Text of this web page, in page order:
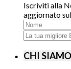
Iscriviti alla
aggiornato
CHI SIAMO